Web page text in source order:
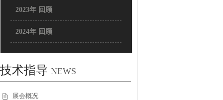
2023年 回顾
2024年 回顾
技术指导 NEWS
展会概况